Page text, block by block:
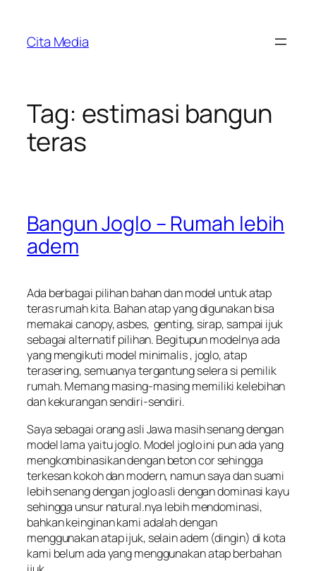
content
Cita Media
Tag: estimasi bangun
teras
Bangun Joglo – Rumah lebih
adem
Ada berbagai pilihan bahan dan model untuk atap
teras rumah kita. Bahan atap yang digunakan bisa
memakai canopy, asbes, genting, sirap, sampai ijuk
sebagai alternatif pilihan. Begitupun modelnya ada
yang mengikuti model minimalis , joglo, atap
terasering, semuanya tergantung selera si pemilik
rumah. Memang masing-masing memiliki kelebihan
dan kekurangan sendiri-sendiri.
Saya sebagai orang asli Jawa masih senang dengan
model lama yaitu joglo. Model joglo ini pun ada yang
mengkombinasikan dengan beton cor sehingga
terkesan kokoh dan modern, namun saya dan suami
lebih senang dengan joglo asli dengan dominasi kayu
sehingga unsur natural.nya lebih mendominasi,
bahkan keinginan kami adalah dengan
menggunakan atap ijuk, selain adem (dingin) di kota
kami belum ada yang menggunakan atap berbahan